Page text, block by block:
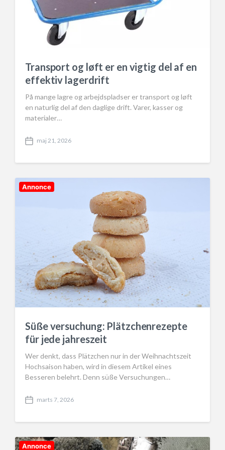
Transport og løft er en vigtig del af en
effektiv lagerdrift
På mange lagre og arbejdspladser er transport og løft
en naturlig del af den daglige drift. Varer, kasser og
materialer…
P
s
d
a
maj 21, 2026
Annonce
Süße versuchung: Plätzchenrezepte
für jede jahreszeit
Wer denkt, dass Plätzchen nur in der Weihnachtszeit
Hochsaison haben, wird in diesem Artikel eines
Besseren belehrt. Denn süße Versuchungen…
P
s
d
marts 7, 2026
Annonce